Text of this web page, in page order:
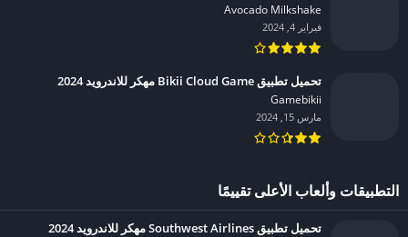
Avocado Milkshake‏
فبراير 4, 2024
تحميل تطبيق Bikii Cloud Game مهكر للاندرويد 2024
Gamebikii‏
مارس 15, 2024
التطبيقات وألعاب الأعلى تقييمًا
تحميل تطبيق Southwest Airlines مهكر للاندرويد 2024